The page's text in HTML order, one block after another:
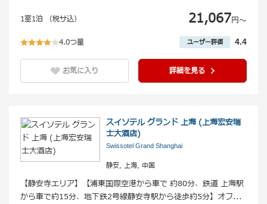
21,067円〜
1室1泊 （税サ込）
4.0つ星 ユーザー評価 4.4
お気に入り 詳細を見る
スイソテル グランド 上海 (上海宏安瑞
士大酒店)
Swissotel Grand Shanghai
静安, 上海, 中国
【静安寺エリア】【浦東国際空港から車で 約80分、鉄道 上海駅
から車で約15分、地下鉄2号線静安寺駅から徒歩約5分】オフ...